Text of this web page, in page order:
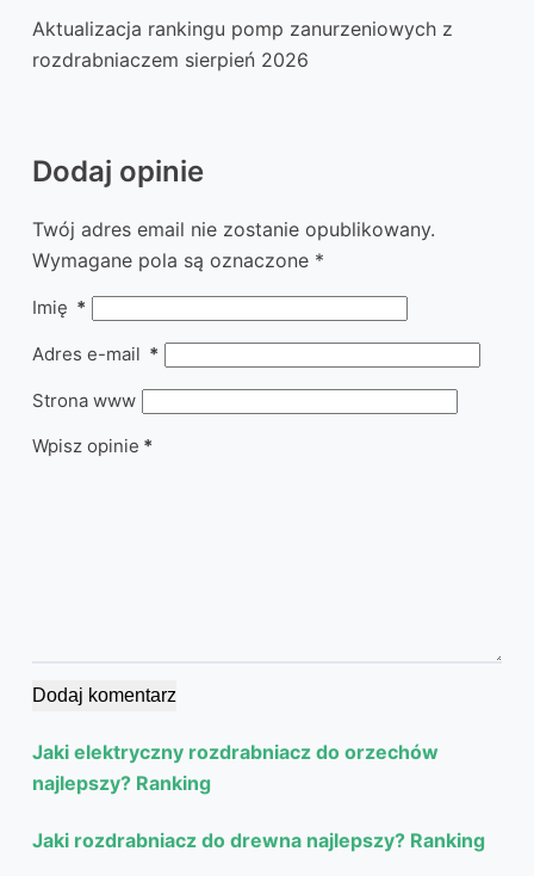
Aktualizacja rankingu pomp zanurzeniowych z
rozdrabniaczem sierpień 2026
Dodaj opinie
Twój adres email nie zostanie opublikowany.
Wymagane pola są oznaczone *
Imię *
Adres e-mail *
Strona www
Wpisz opinie *
Dodaj komentarz
Jaki elektryczny rozdrabniacz do orzechów
najlepszy? Ranking
Jaki rozdrabniacz do drewna najlepszy? Ranking